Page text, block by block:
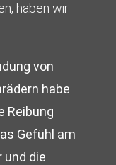
haben wir
von
habe
Reibung
Gefühl am
und die